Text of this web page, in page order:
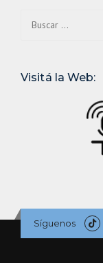
Visitá la Web:
Síguenos